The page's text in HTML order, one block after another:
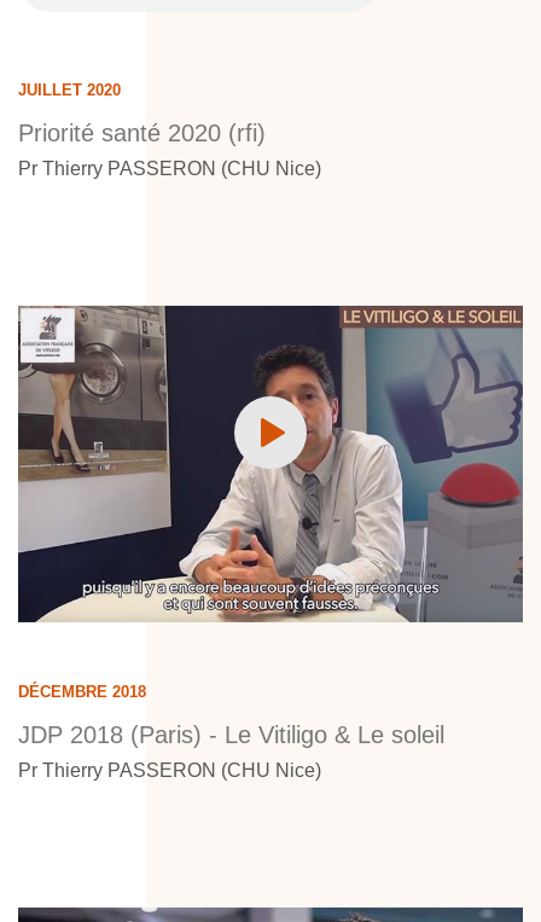
JUILLET 2020
Priorité santé 2020 (rfi)
Pr Thierry PASSERON (CHU Nice)
DÉCEMBRE 2018
JDP 2018 (Paris) - Le Vitiligo & Le soleil
Pr Thierry PASSERON (CHU Nice)